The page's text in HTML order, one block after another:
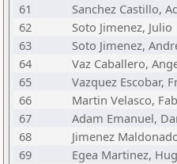
61
Sanchez Castillo,
62
Soto Jimenez, Julio
63
Soto Jimenez,
64
Vaz Caballero,
65
Vazquez Escobar,
66
Martin Velasco,
67
Adam Emanuel,
68
Jimenez
69
Egea Martinez,